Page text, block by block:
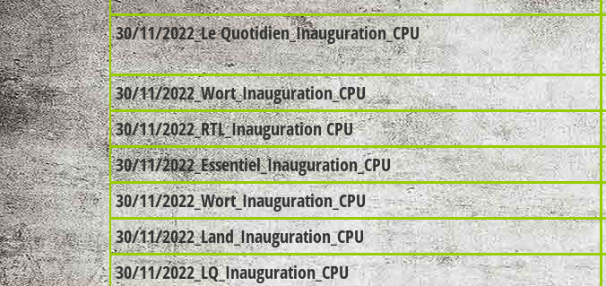
30/11/2022_Le Quotidien_Inauguration_CPU
30/11/2022_Wort_Inauguration_CPU
30/11/2022_RTL_Inauguration CPU
30/11/2022_Essentiel_Inauguration_CPU
30/11/2022_Wort_Inauguration_CPU
30/11/2022_Land_Inauguration_CPU
30/11/2022_LQ_Inauguration_CPU